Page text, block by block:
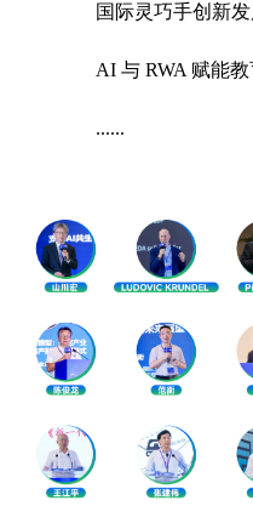
国际灵巧手创新发
AI 与 RWA 赋能教
......